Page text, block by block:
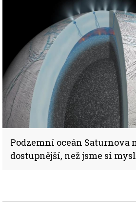
Podzemní oceán Saturnova
dostupnější, než jsme si